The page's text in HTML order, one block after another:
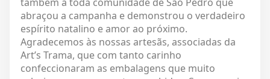
abraçou a campanha e demonstrou o verdadeiro
espírito natalino e amor ao próximo.
Agradecemos às nossas artesãs, associadas da
Art’s Trama, que com tanto carinho
confeccionaram as embalagens que muito